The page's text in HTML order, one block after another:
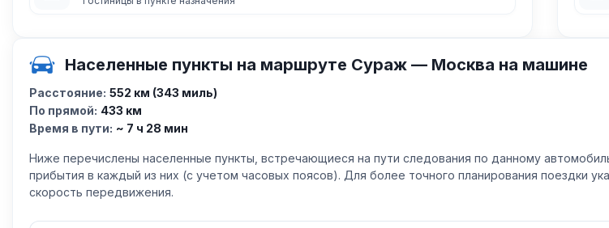
Населенные пункты на маршруте Сураж — Москва на машине
Расстояние: 552 км (343 миль)
По прямой: 433 км
Время в пути: ~ 7 ч 28 мин
Ниже перечислены населенные пункты, встречающиеся на пути следования по данному
прибытия в каждый из них (с учетом часовых поясов). Для более точного планирования поездки
скорость передвижения.